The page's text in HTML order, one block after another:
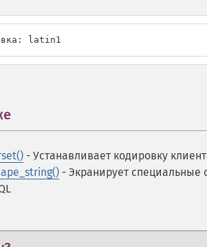
latin1
- Устанавливает кодировку
- Экранирует специальные